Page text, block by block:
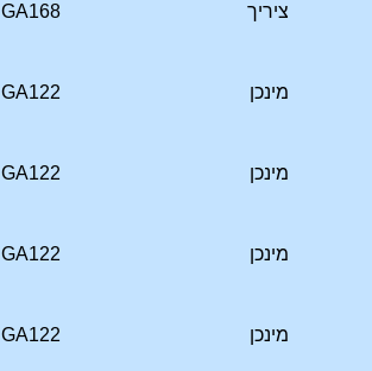
ציריך GA168
מינכן GA122
מינכן GA122
מינכן GA122
מינכן GA122